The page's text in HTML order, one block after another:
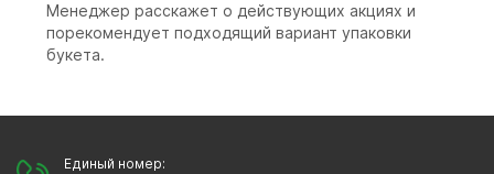
Менеджер расскажет о действующих акциях и
порекомендует подходящий вариант упаковки
букета.
Единый номер: